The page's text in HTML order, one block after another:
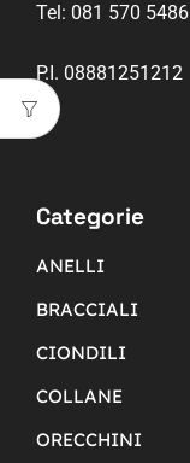
Tel: 081 570 5486
P.I. 08881251212
Categorie
ANELLI
BRACCIALI
CIONDILI
COLLANE
ORECCHINI